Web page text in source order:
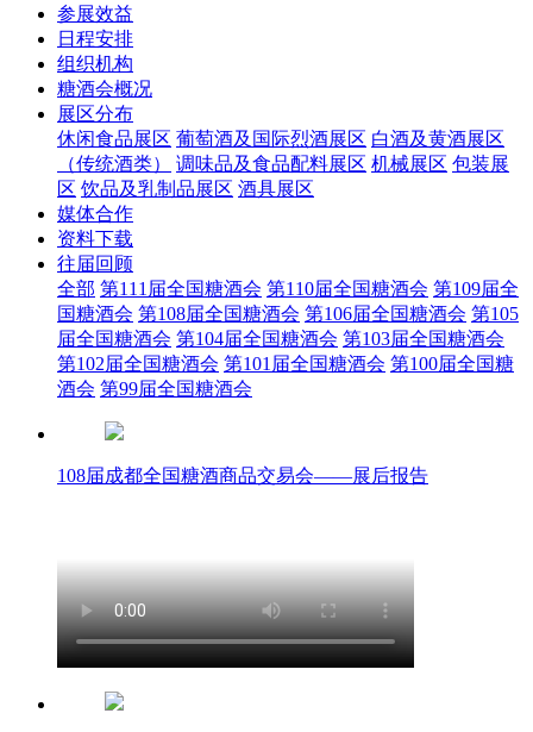
参展效益
日程安排
组织机构
糖酒会概况
展区分布
休闲食品展区 葡萄酒及国际烈酒展区 白酒及黄酒展区
（传统酒类）
调味品及食品配料展区 机械展区 包装展
区 饮品及乳制品展区 酒具展区
媒体合作
资料下载
往届回顾
全部 第111届全国糖酒会 第110届全国糖酒会 第109届全
国糖酒会 第108届全国糖酒会 第106届全国糖酒会 第105
届全国糖酒会 第104届全国糖酒会 第103届全国糖酒会
第102届全国糖酒会 第101届全国糖酒会 第100届全国糖
酒会 第99届全国糖酒会
108届成都全国糖酒商品交易会——展后报告